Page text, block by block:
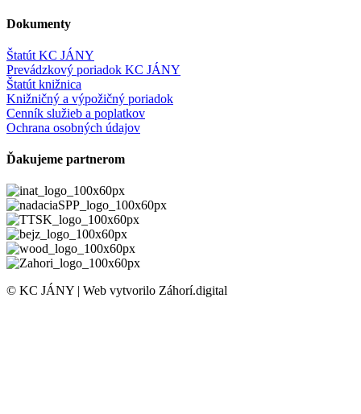
Dokumenty
Štatút KC JÁNY
Prevádzkový poriadok KC JÁNY
Štatút knižnica
Knižničný a výpožičný poriadok
Cenník služieb a poplatkov
Ochrana osobných údajov
Ďakujeme partnerom
© KC JÁNY | Web vytvorilo Záhorí.digital